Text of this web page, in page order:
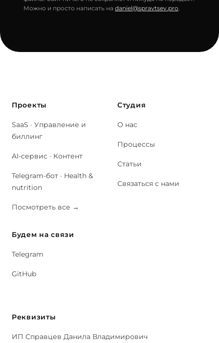
Можно и просто написать на daniel@spravtsev.pro.
Проекты
SaaS · Управление и
биллинг
AI-сервис · Контент
Telegram-бот · Health &
nutrition
Посмотреть все →
Студия
О нас
Процессы
Статьи
Связаться с нами
Будем на связи
Telegram
GitHub
Реквизиты
ИП Справцев Данила Владимирович